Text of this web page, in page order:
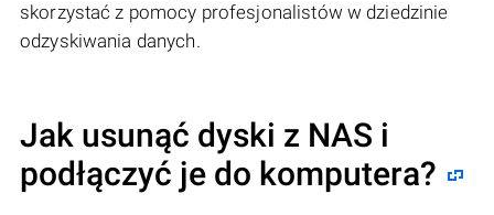
skorzystać z pomocy profesjonalistów w dziedzinie
odzyskiwania danych.
Jak usunąć dyski z NAS i
podłączyć je do komputera?